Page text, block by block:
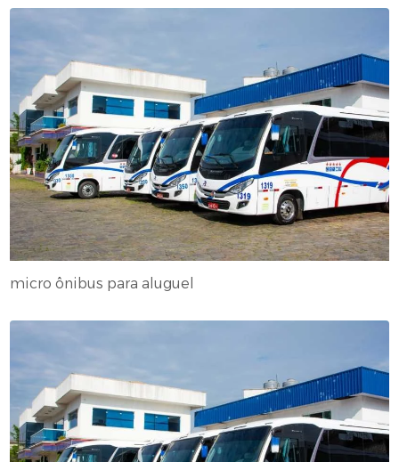
micro ônibus para aluguel